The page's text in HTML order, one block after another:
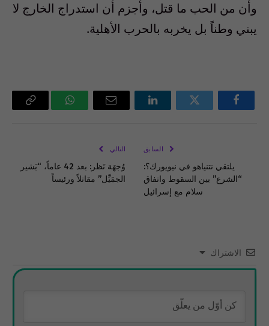
وأن من الحب ما قتل، وأجزم أن استدراج الخارج لا
يبني وطناً بل يخربه بالحرب الأهلية.
فيسبوك تويتر لينكدإن
البريد
واتساب Copy
السابق
يلتقي نتنياهو في نيويورك؟:
“الشرع” بين السقوط واتفاق
سلام مع إسرائيل
التالي
وُجهَة نَظر: بعد 42 عاماً، “بَشير
الجمَيِّل” مقاتلاً ورئيساً
الاشتراك